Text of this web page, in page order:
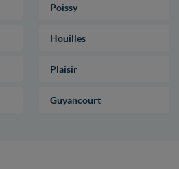
Poissy
Houilles
Plaisir
Guyancourt